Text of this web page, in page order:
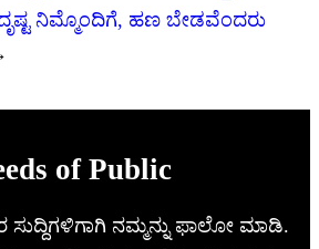
ನಿಮ್ಮೊಂದಿಗೆ, ಹಣ ಬೇಡವೆಂದರು
of Public
ಸುದ್ದಿಗಳಿಗಾಗಿ ನಮ್ಮನ್ನು ಫಾಲೋ ಮಾಡಿ.